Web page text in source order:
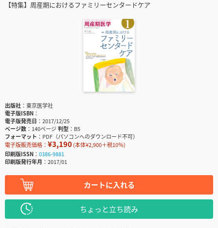
【特集】周産期におけるファミリーセンタードケア
出版社
東京医学社
電子版ISBN
電子版発売日
2017/12/25
ページ数
140ページ判型
B5
フォーマット
PDF（パソコンへのダウンロード不可）
電子版販売価格： ¥3,190(本体¥2,900＋税10％)
印刷版ISSN
0386-9881
印刷版発行年月
2017/01
カートに入れる
ちょっと立ち読み